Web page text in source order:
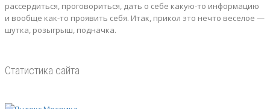
рассердиться, проговориться, дать о себе какую-то информацию
и вообще как-то проявить себя. Итак, прикол это нечто веселое —
шутка, розыгрыш, подначка.
Статистика сайта